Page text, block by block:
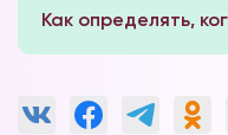
Как определять,